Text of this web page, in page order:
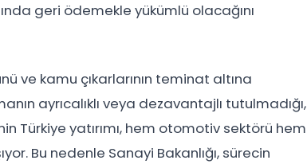
geri ödemekle yükümlü olacağını
ve kamu çıkarlarının teminat altına
ayrıcalıklı veya dezavantajlı tutulmadığı,
Türkiye yatırımı, hem otomotiv sektörü hem
Bu nedenle Sanayi Bakanlığı, sürecin